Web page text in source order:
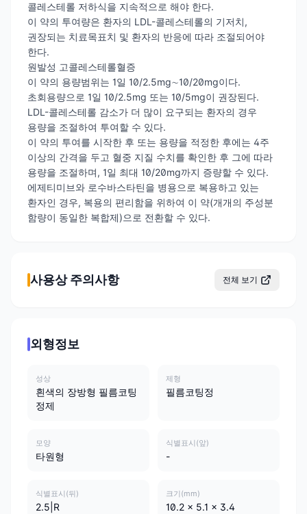
콜레스테롤 저하식을 지속적으로 해야 한다.
이 약의 투여량은 환자의 LDL-콜레스테롤의 기저치,
권장되는 치료목표치 및 환자의 반응에 따라 조절되어야
한다.
원발성 고콜레스테롤혈증
이 약의 용량범위는 1일 10/2.5mg∼10/20mg이다.
초회용량으로 1일 10/2.5mg 또는 10/5mg이 권장된다.
LDL-콜레스테롤 감소가 더 많이 요구되는 환자의 경우
용량을 조절하여 투여할 수 있다.
이 약의 투여를 시작한 후 또는 용량을 적정한 후에는 4주
이상의 간격을 두고 혈중 지질 수치를 확인한 후 그에 따라
용량을 조절하며, 1일 최대 10/20mg까지 증량할 수 있다.
에제티미브와 로수바스타틴을 병용으로 복용하고 있는
환자인 경우, 복용의 편리함을 위하여 이 약(개개의 주성분
함량이 동일한 복합제)으로 전환할 수 있다.
사용상 주의사항 전체 보기
외형정보
성상
흰색의 장방형 필름코팅
정제
제형
필름코팅정
모양
타원형
식별표시(앞)
-
식별표시(뒤)
2.5|R
크기(mm)
10.2 x 5.1 x 3.4